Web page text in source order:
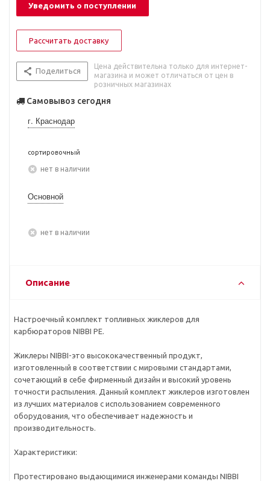
Уведомить о поступлении
Рассчитать доставку
Поделиться
Цена действительна только для интернет-
магазина и может отличаться от цен в
розничных магазинах
Самовывоз сегодня
г. Краснодар
сортировочный
Нет в наличии
Основной
Нет в наличии
Описание
Настроечный комплект топливных жиклеров для
карбюраторов NIBBI PE.
Жиклеры NIBBI-это высококачественный продукт,
изготовленный в соответствии с мировыми стандартами,
сочетающий в себе фирменный дизайн и высокий уровень
точности распыления. Данный комплект жиклеров изготовлен
из лучших материалов с использованием современного
оборудования, что обеспечивает надежность и
производительность.
Характеристики:
Протестировано выдающимися инженерами команды NIBBI